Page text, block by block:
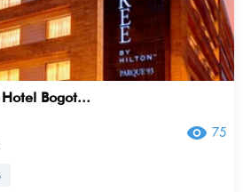
Bogot...
75